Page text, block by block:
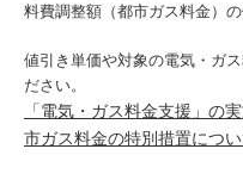
料費調整額（都市ガス料金）
値引き単価や対象の電気・ガ
ださい。
「電気・ガス料金支援」の
市ガス料金の特別措置につ